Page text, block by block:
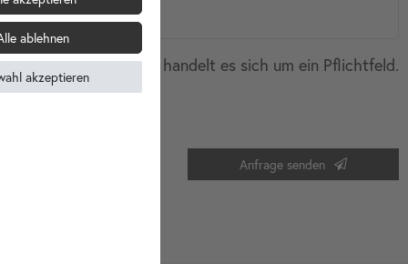
* Hierbei handelt es sich um ein Pflichtfeld.
Kontakt
Honig
Anfrage senden
ablehnen
akzeptieren